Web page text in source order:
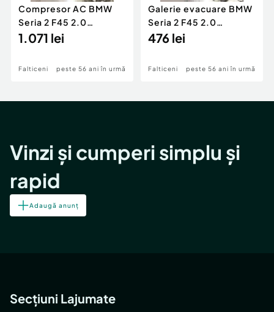
Compresor AC BMW
Seria 2 F45 2.0
Motorina 2016
1.071 lei
Falticeni peste 56 ani în urmă
Galerie evacuare BMW
Seria 2 F45 2.0
Motorina 2016
476 lei
Falticeni peste 56 ani în urmă
Vinzi și cumperi simplu și
rapid
Adaugă anunț
Secțiuni Lajumate